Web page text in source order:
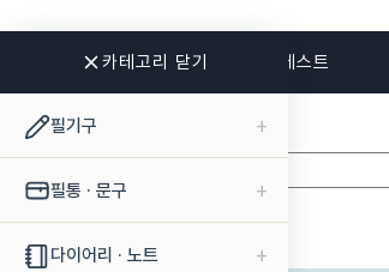
카테고리 닫기
필기구 +
필통 · 문구 +
다이어리 · 노트 +
신상품 베스트